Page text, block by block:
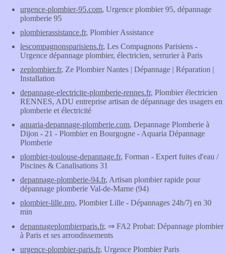
urgence-plombier-95.com, Urgence plombier 95, dépannage
plomberie 95
plombierassistance.fr, Plombier Assistance
lescompagnonsparisiens.fr, Les Compagnons Parisiens -
Urgence dépannage plombier, électricien, serrurier à Paris
zeplombier.fr, Ze Plombier Nantes | Dépannage | Réparation |
Installation
depannage-electricite-plomberie-rennes.fr, Plombier électricien
RENNES, ADU entreprise artisan de dépannage des usagers en
plomberie et électricité
aquaria-depannage-plomberie.com, Depannage Plomberie à
Dijon - 21 - Plombier en Bourgogne - Aquaria Dépannage
Plomberie
plombier-toulouse-depannage.fr, Forman - Expert fuites d'eau /
Piscines & Canalisations 31
depannage-plomberie-94.fr, Artisan plombier rapide pour
dépannage plomberie Val-de-Marne (94)
plombier-lille.pro, Plombier Lille - Dépannages 24h/7j en 30
min
depannageplombierparis.fr, ⇒ FA2 Probat: Dépannage plombier
à Paris et ses arrondissements
urgence-plombier-paris.fr, Urgence Plombier Paris